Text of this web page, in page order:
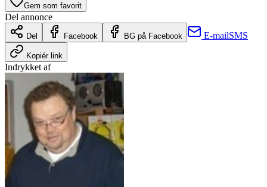
Gem som favorit
Del annonce
Del Facebook BG på Facebook E-mailSMS
Kopiér link
Indrykket af